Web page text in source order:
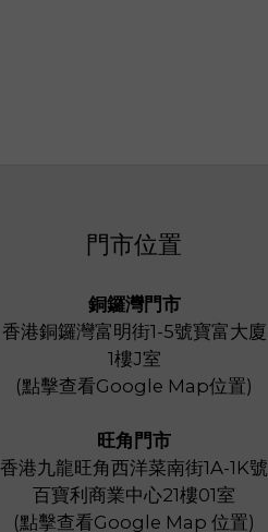
門市位置
銅鑼灣門市
香港銅鑼灣富明街1-5號寶富大廈
1樓J室
(點擊查看Google Map位置)
旺角門市
香港九龍旺角西洋菜南街1A-1K號
百寶利商業中心21樓01室
(點擊查看Google Map 位置)